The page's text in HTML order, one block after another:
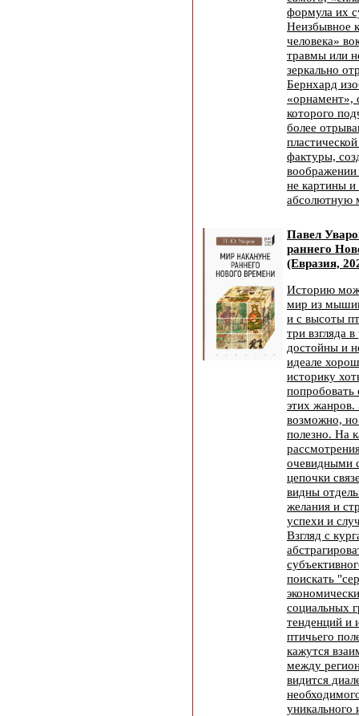
формула их
Неизбывное
человека»
травмы или
зеркально
Бернхард
«орнамент»,
которого
более
фактуры,
воображении
не картины и
абсолютную
Павел
раннего
(Евразия,
Историю
мир из
и с высоты
три взгляда
достойны и
идеале
историку
попробовать
этих жанров.
возможно,
полезно. На
очевидными
цепочки
видны
желания и
успехи и
Взгляд с
поискать
социальных
тенденций и
птичьего
кажутся
между
видится